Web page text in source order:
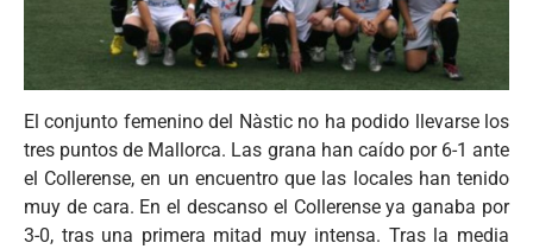
El conjunto femenino del Nàstic no ha podido llevarse los
tres puntos de Mallorca. Las grana han caído por 6-1 ante
el Collerense, en un encuentro que las locales han tenido
muy de cara. En el descanso el Collerense ya ganaba por
3-0, tras una primera mitad muy intensa. Tras la media